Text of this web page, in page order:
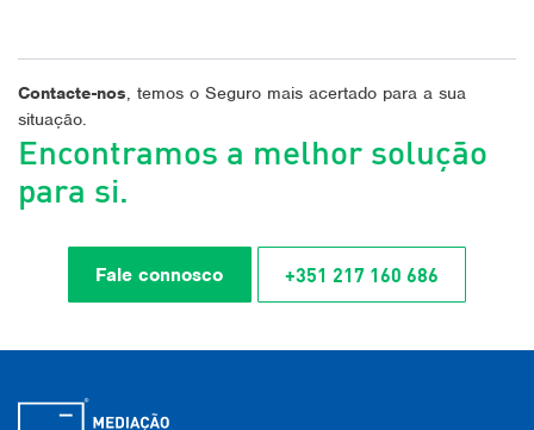
Contacte-nos, temos o Seguro mais acertado para a sua
situação.
Encontramos a melhor solução
para si.
Fale connosco +351 217 160 686